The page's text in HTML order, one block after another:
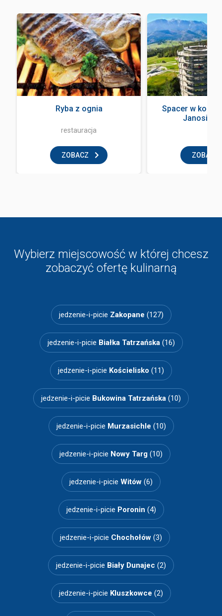
Ryba z ognia
restauracja
ZOBACZ
Spacer w
Janosik
ZOBACZ
Wybierz miejscowość w której chcesz
zobaczyć ofertę kulinarną
jedzenie-i-picie Zakopane (127)
jedzenie-i-picie Białka Tatrzańska(16)
jedzenie-i-picie Kościelisko (11)
jedzenie-i-picie Bukowina Tatrzańska (10)
jedzenie-i-picie Murzasichle (10)
jedzenie-i-picie Nowy Targ (10)
jedzenie-i-picie Witów (6)
jedzenie-i-picie Poronin (4)
jedzenie-i-picie Chochołów (3)
jedzenie-i-picie Biały Dunajec (2)
jedzenie-i-picie Kluszkowce (2)